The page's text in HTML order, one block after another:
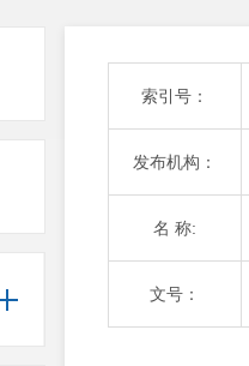
索引号：
发布机构：
名 称:
文号：